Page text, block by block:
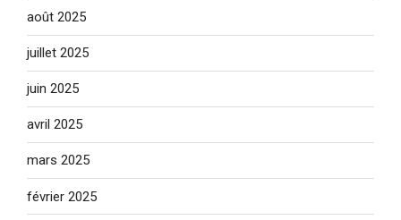
août 2025
juillet 2025
juin 2025
avril 2025
mars 2025
février 2025